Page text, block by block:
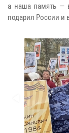
а наша память —
подарил России и